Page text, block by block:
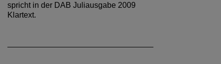
spricht in der DAB Juliausgabe 2009
Klartext.